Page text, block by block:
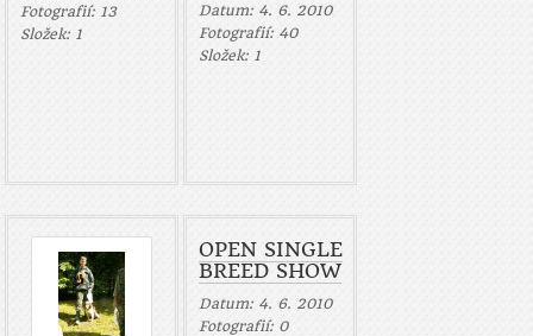
Fotografií: 13
Složek: 1
Datum: 4. 6. 2010
Fotografií: 40
Složek: 1
OPEN SINGLE
BREED SHOW
Datum: 4. 6. 2010
Fotografií: 0